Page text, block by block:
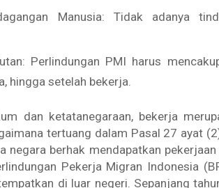
Manusia: Tidak adanya
Perlindungan PMI harus
hingga setelah bekerja.
dan ketatanegaraan, bekerja
tertuang dalam Pasal 27 ayat
negara berhak mendapatkan pekerjaan
Pekerja Migran Indonesia
di luar negeri. Sepanjang